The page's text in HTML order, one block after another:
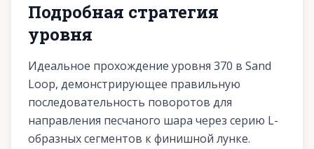
Подробная стратегия
уровня
Идеальное прохождение уровня 370 в Sand
Loop, демонстрирующее правильную
последовательность поворотов для
направления песчаного шара через серию L-
образных сегментов к финишной лунке.